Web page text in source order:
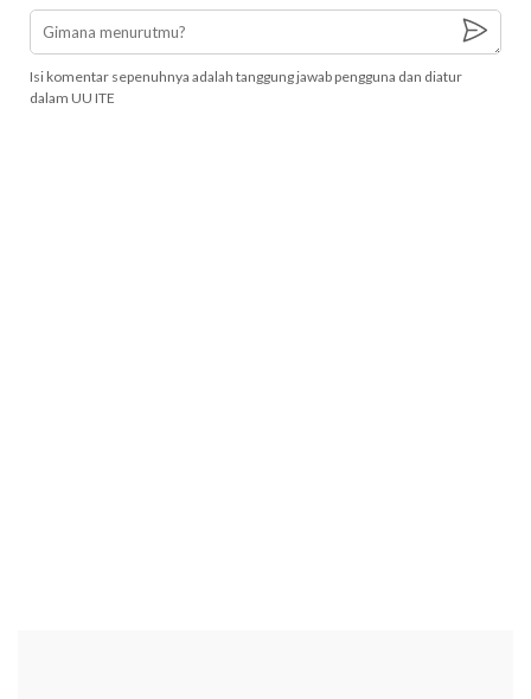
Isi komentar sepenuhnya adalah tanggung jawab pengguna dan diatur
dalam UU ITE